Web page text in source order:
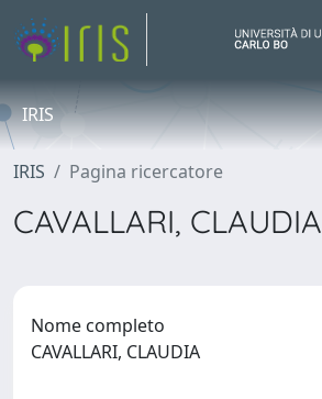
IRIS
IRIS Pagina ricercatore
CAVALLARI, CLAUDIA
Nome completo
CAVALLARI, CLAUDIA